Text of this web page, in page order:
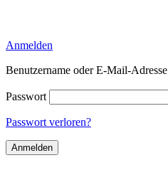
Anmelden
Benutzername oder E-Mail-Adresse
Passwort
Passwort verloren?